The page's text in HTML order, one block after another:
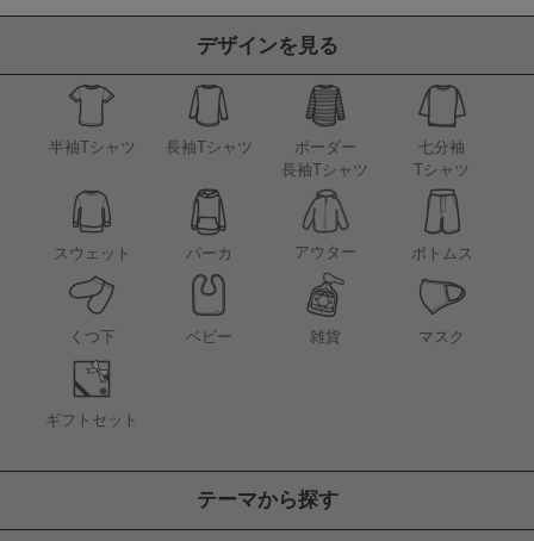
デザインを見る
半袖Tシャツ 長袖Tシャツ
ボーダー
長袖Tシャツ
七分袖
Tシャツ
スウェット パーカ アウター ボトムス
くつ下 ベビー 雑貨 マスク
ギフトセット
テーマから探す